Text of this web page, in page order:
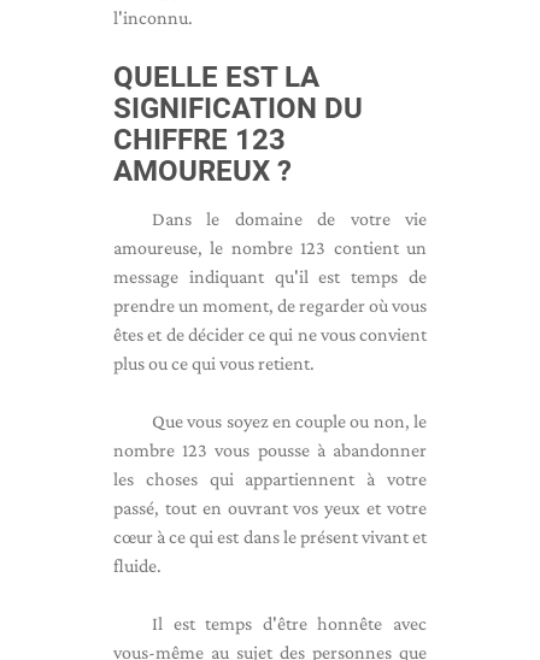
l'inconnu.
QUELLE EST LA
SIGNIFICATION DU
CHIFFRE 123
AMOUREUX ?
Dans le domaine de votre vie
amoureuse, le nombre 123 contient un
message indiquant qu'il est temps de
prendre un moment, de regarder où vous
êtes et de décider ce qui ne vous convient
plus ou ce qui vous retient.
Que vous soyez en couple ou non, le
nombre 123 vous pousse à abandonner
les choses qui appartiennent à votre
passé, tout en ouvrant vos yeux et votre
cœur à ce qui est dans le présent vivant et
fluide.
Il est temps d'être honnête avec
vous-même au sujet des personnes que